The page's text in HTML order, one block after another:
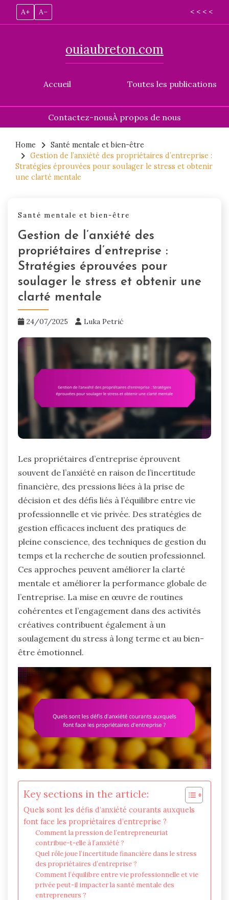
A+ A– < < < <
Accueil
ouiaubreton.com
Toutes les publications
Contactez-nousÀ propos de nous
content
Home
Santé mentale et bien-être
Gestion de l’anxiété des propriétaires d’entreprise :
Stratégies éprouvées pour soulager le stress et obtenir
une clarté mentale
Santé mentale et bien-être
Gestion de l’anxiété des
propriétaires d’entreprise :
Stratégies éprouvées pour
soulager le stress et obtenir une
clarté mentale
24/07/2025 Luka Petrić
Les propriétaires d’entreprise éprouvent
souvent de l’anxiété en raison de l’incertitude
financière, des pressions liées à la prise de
décision et des défis liés à l’équilibre entre vie
professionnelle et vie privée. Des stratégies de
gestion efficaces incluent des pratiques de
pleine conscience, des techniques de gestion du
temps et la recherche de soutien professionnel.
Ces approches peuvent améliorer la clarté
mentale et améliorer la performance globale de
l’entreprise. La mise en œuvre de routines
cohérentes et l’engagement dans des activités
créatives contribuent également à un
soulagement du stress à long terme et au bien-
être émotionnel.
Key sections in the article:
Quels sont les défis d’anxiété courants auxquels
font face les propriétaires d’entreprise ?
Comment la pression de l’entrepreneuriat
contribue-t-elle à l’anxiété ?
Quel rôle joue l’incertitude financière dans le stress
des propriétaires d’entreprise ?
Comment l’équilibre entre vie professionnelle et vie
privée peut-il impacter la santé mentale des
entrepreneurs ?